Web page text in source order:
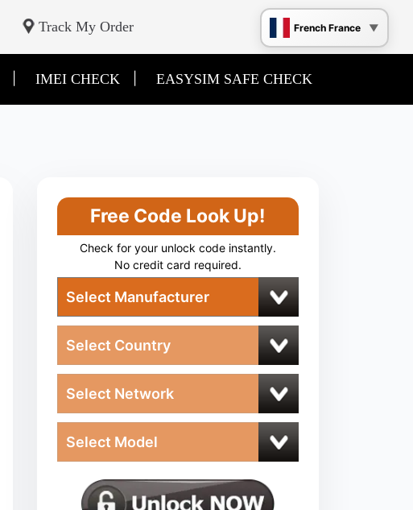
Track My Order French France
IMEI CHECK EASYSIM SAFE CHECK
Free Code Look Up!
Check for your unlock code instantly.
No credit card required.